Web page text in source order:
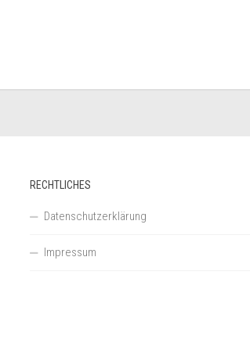
RECHTLICHES
Datenschutzerklärung
Impressum